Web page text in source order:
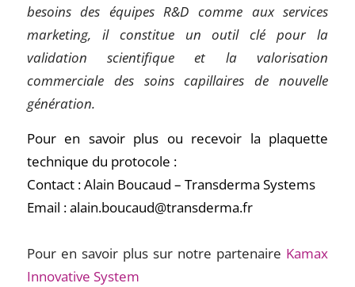
besoins des équipes R&D comme aux services
marketing, il constitue un outil clé pour la
validation scientifique et la valorisation
commerciale des soins capillaires de nouvelle
génération.
Pour en savoir plus ou recevoir la plaquette
technique du protocole :
Contact : Alain Boucaud – Transderma Systems
Email : alain.boucaud@transderma.fr
Pour en savoir plus sur notre partenaire Kamax
Innovative System